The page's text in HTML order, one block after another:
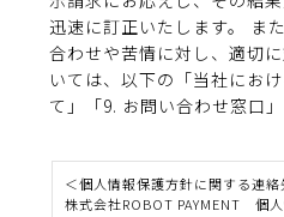
迅速に訂正いたします。 ま
合わせや苦情に対し、適切
いては、以下の「当社にお
て」「9. お問い合わせ窓口
＜個人情報保護方針に関する連絡
株式会社ROBOT PAYMENT 個